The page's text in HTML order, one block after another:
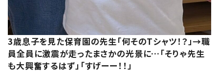
3歳息子を見た保育園の先生「何そのTシャツ！？」→職
員全員に激震が走ったまさかの光景に…「そりゃ先生
も大興奮するはず」「すげーー！！」